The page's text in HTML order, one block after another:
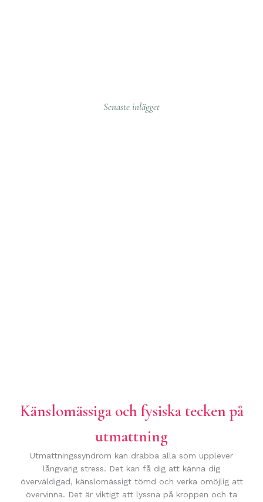
Senaste inlägget
Känslomässiga och fysiska tecken på
utmattning
Utmattningssyndrom kan drabba alla som upplever
långvarig stress. Det kan få dig att känna dig
överväldigad, känslomässigt tömd och verka omöjlig att
övervinna. Det är viktigt att lyssna på kroppen och ta